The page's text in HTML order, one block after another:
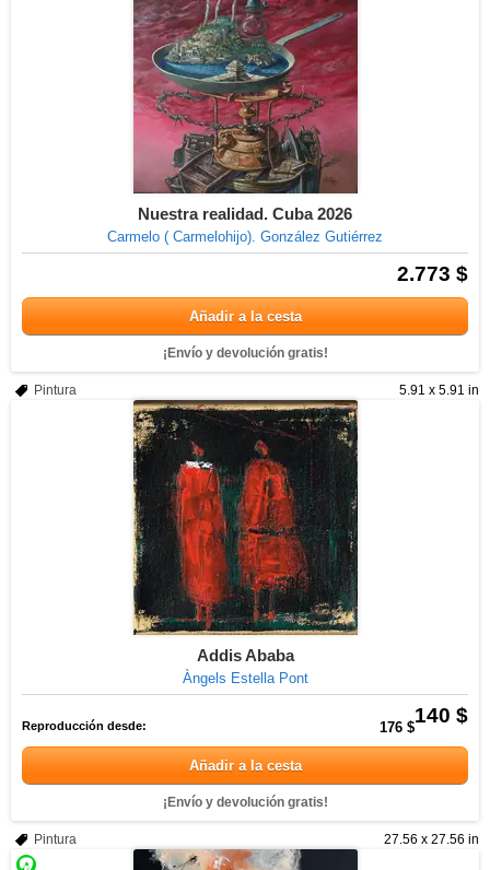
Nuestra realidad. Cuba 2026
Carmelo ( Carmelohijo). González Gutiérrez
2.773 $
Añadir a la cesta
¡Envío y devolución gratis!
5.91 x 5.91 in
Pintura
Addis Ababa
Àngels Estella Pont
140 $
Reproducción desde: 176 $
Añadir a la cesta
¡Envío y devolución gratis!
27.56 x 27.56 in
Pintura